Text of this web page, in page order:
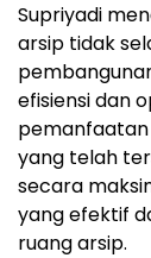
Supriyadi
arsip tidak
efisiensi dan
yang telah
secara
yang efektif
ruang arsip.